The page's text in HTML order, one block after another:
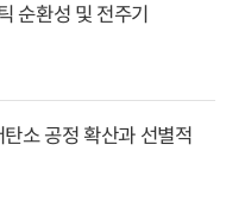
순환성 및 전주기
소 공정 확산과 선별적